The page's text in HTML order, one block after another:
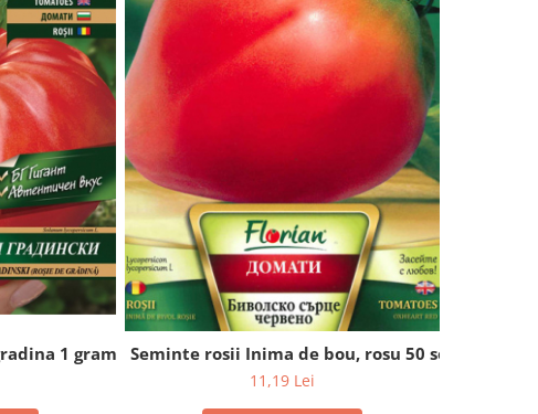
1 gram Seminte rosii Inima de bou, rosu 50 seminte
11,19 Lei